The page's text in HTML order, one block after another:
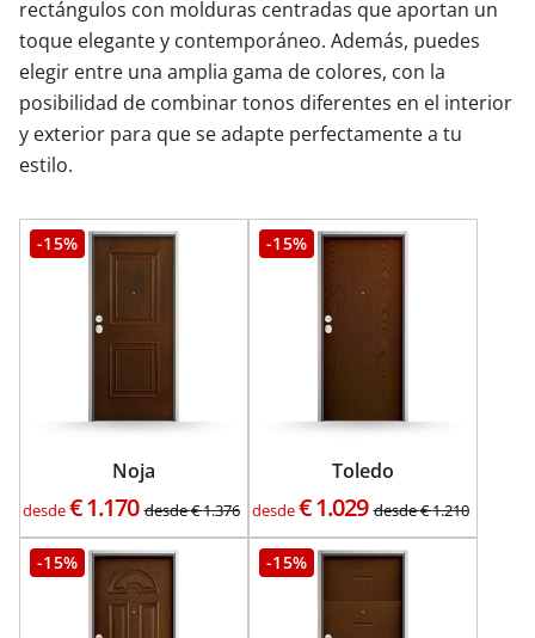
rectángulos con molduras centradas que aportan un
toque elegante y contemporáneo. Además, puedes
elegir entre una amplia gama de colores, con la
posibilidad de combinar tonos diferentes en el interior
y exterior para que se adapte perfectamente a tu
estilo.
-15%
Noja
desde€1.170 desde€1.376
-15%
Toledo
desde€1.029 desde€1.210
-15% -15%